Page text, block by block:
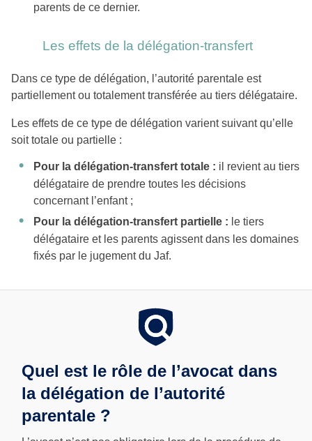
parents de ce dernier.
Les effets de la délégation-transfert
Dans ce type de délégation, l’autorité parentale est
partiellement ou totalement transférée au tiers délégataire.
Les effets de ce type de délégation varient suivant qu’elle
soit totale ou partielle :
Pour la délégation-transfert totale : il revient au tiers
délégataire de prendre toutes les décisions
concernant l’enfant ;
Pour la délégation-transfert partielle : le tiers
délégataire et les parents agissent dans les domaines
fixés par le jugement du Jaf.
Quel est le rôle de l’avocat dans
la délégation de l’autorité
parentale ?